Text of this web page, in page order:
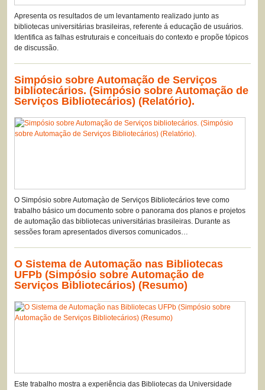
Apresenta os resultados de um levantamento realizado junto as
bibliotecas universitárias brasileiras, referente á educação de usuários.
Identifica as falhas estruturais e conceituais do contexto e propõe tópicos
de discussão.
Simpósio sobre Automação de Serviços
bibliotecários. (Simpósio sobre Automação de
Serviços Bibliotecários) (Relatório).
O Simpósio sobre Automaçào de Serviços Bibliotecários teve como
trabalho básico um documento sobre o panorama dos planos e projetos
de automação das bibliotecas universitárias brasileiras. Durante as
sessões foram apresentados diversos comunicados…
O Sistema de Automação nas Bibliotecas
UFPb (Simpósio sobre Automação de
Serviços Bibliotecários) (Resumo)
Este trabalho mostra a experiência das Bibliotecas da Universidade